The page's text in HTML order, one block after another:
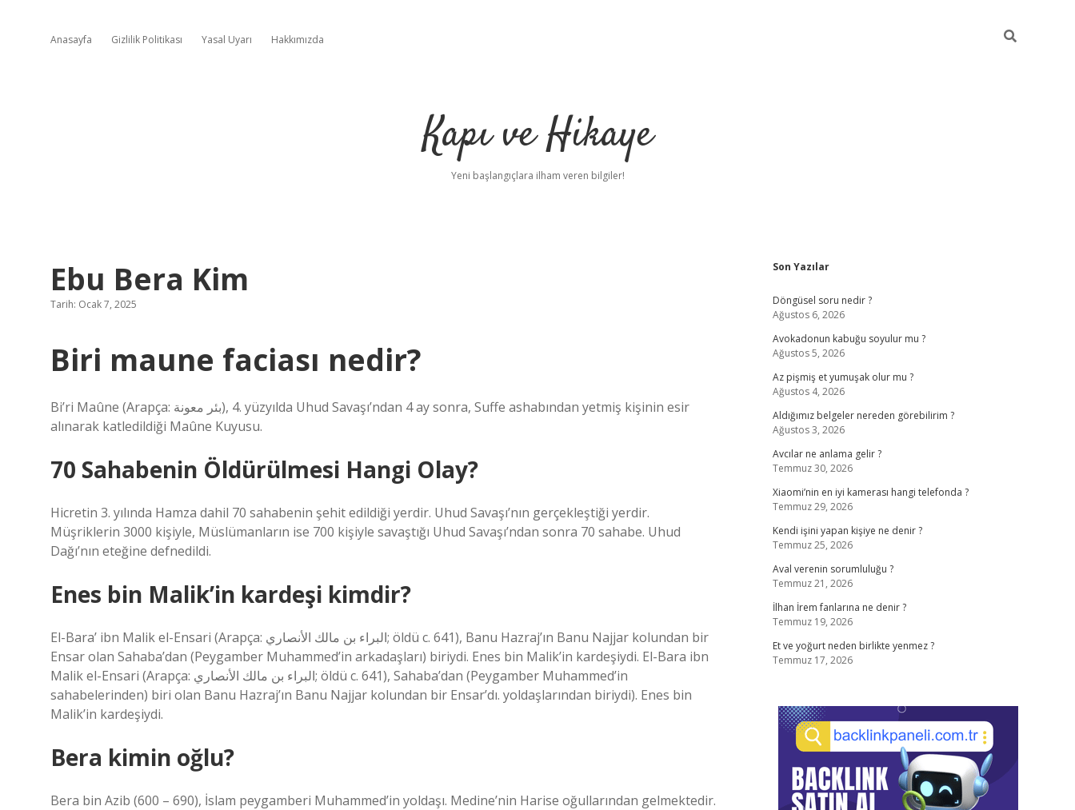
Anasayfa Gizlilik Politikası Yasal Uyarı Hakkımızda
Kapı ve Hikaye
Yeni başlangıçlara ilham veren bilgiler!
Ebu Bera Kim
Tarih: Ocak 7, 2025
Biri maune faciası nedir?
Bi’ri Maûne (Arapça: بئر معونة), 4. yüzyılda Uhud Savaşı’ndan 4 ay sonra, Suffe ashabından yetmiş kişinin esir
alınarak katledildiği Maûne Kuyusu.
70 Sahabenin Öldürülmesi Hangi Olay?
Hicretin 3. yılında Hamza dahil 70 sahabenin şehit edildiği yerdir. Uhud Savaşı’nın gerçekleştiği yerdir.
Müşriklerin 3000 kişiyle, Müslümanların ise 700 kişiyle savaştığı Uhud Savaşı’ndan sonra 70 sahabe. Uhud
Dağı’nın eteğine defnedildi.
Enes bin Malik’in kardeşi kimdir?
El-Bara’ ibn Malik el-Ensari (Arapça: البراء بن مالك الأنصاري; öldü c. 641), Banu Hazraj’ın Banu Najjar kolundan bir
Ensar olan Sahaba’dan (Peygamber Muhammed’in arkadaşları) biriydi. Enes bin Malik’in kardeşiydi. El-Bara ibn
Malik el-Ensari (Arapça: البراء بن مالك الأنصاري; öldü c. 641), Sahaba’dan (Peygamber Muhammed’in
sahabelerinden) biri olan Banu Hazraj’ın Banu Najjar kolundan bir Ensar’dı. yoldaşlarından biriydi). Enes bin
Malik’in kardeşiydi.
Bera kimin oğlu?
Bera bin Azib (600 – 690), İslam peygamberi Muhammed’in yoldaşı. Medine’nin Harise oğullarından gelmektedir.
Sidebar
Son Yazılar
Döngüsel soru nedir ?
Ağustos 6, 2026
Avokadonun kabuğu soyulur mu ?
Ağustos 5, 2026
Az pişmiş et yumuşak olur mu ?
Ağustos 4, 2026
Aldığımız belgeler nereden görebilirim ?
Ağustos 3, 2026
Avcılar ne anlama gelir ?
Temmuz 30, 2026
Xiaomi’nin en iyi kamerası hangi telefonda ?
Temmuz 29, 2026
Kendi işini yapan kişiye ne denir ?
Temmuz 25, 2026
Aval verenin sorumluluğu ?
Temmuz 21, 2026
İlhan İrem fanlarına ne denir ?
Temmuz 19, 2026
Et ve yoğurt neden birlikte yenmez ?
Temmuz 17, 2026